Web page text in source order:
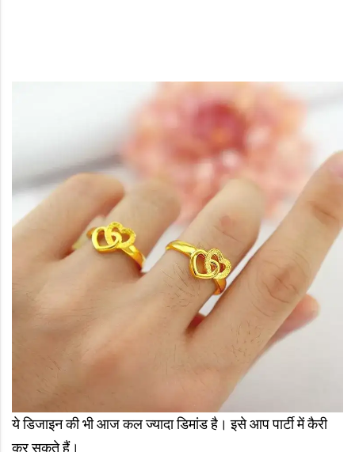
ये डिजाइन की भी आज कल ज्यादा डिमांड है। इसे आप पार्टी में कैरी
कर सकते हैं।